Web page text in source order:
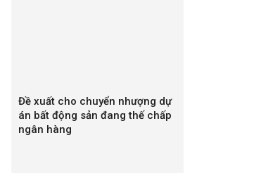
Đề xuất cho chuyển nhượng dự
án bất động sản đang thế chấp
ngân hàng